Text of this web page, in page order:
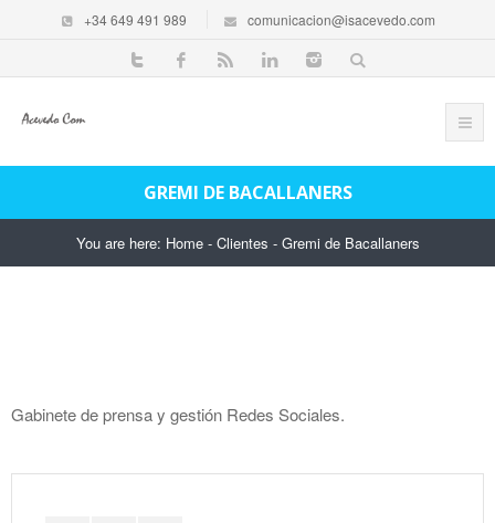
+34 649 491 989 comunicacion@isacevedo.com
GREMI DE BACALLANERS
You are here: Home- Clientes - Gremi de Bacallaners
Gabinete de prensa y gestión Redes Sociales.